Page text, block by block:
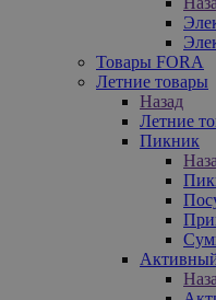
Товары FORA
Летние товары
Назад
Летние
Пикник